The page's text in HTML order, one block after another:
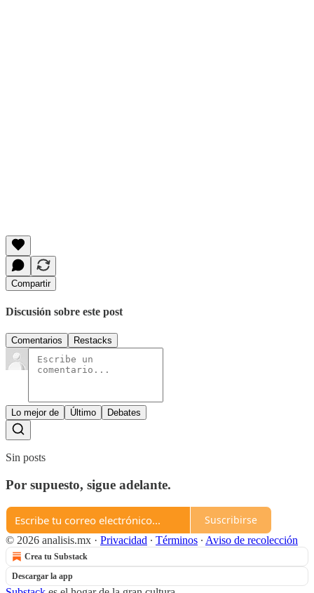
Compartir
Discusión sobre este post
Comentarios Restacks
Lo mejor de Último Debates
Sin posts
Por supuesto, sigue adelante.
Suscribirse
© 2026 analisis.mx · Privacidad ∙ Términos ∙ Aviso de recolección
Crea tu Substack
Descargar la app